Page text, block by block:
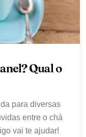
Qual o
para diversas
entre o chá
vai te ajudar!